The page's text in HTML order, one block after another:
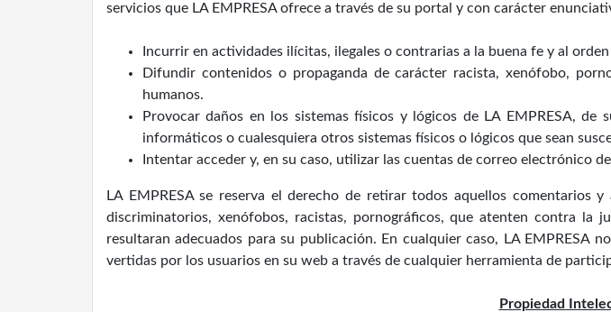
servicios que LA EMPRESA ofrece a través de su portal y con carácter
Incurrir en actividades ilícitas, ilegales o contrarias a la buena fe y al
Difundir contenidos o propaganda de carácter racista, xenófobo,
humanos.
Provocar daños en los sistemas físicos y lógicos de LA EMPRESA,
informáticos o cualesquiera otros sistemas físicos o lógicos que sean
Intentar acceder y, en su caso, utilizar las cuentas de correo electrónico
LA EMPRESA se reserva el derecho de retirar todos aquellos comentarios
discriminatorios, xenófobos, racistas, pornográficos, que atenten contra
resultaran adecuados para su publicación. En cualquier caso, LA EMPRESA
vertidas por los usuarios en su web a través de cualquier herramienta de
Propiedad